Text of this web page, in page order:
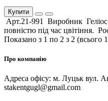
Купити
Арт.21-991 Виробник Геліос
повністю під час цвітіння.
Показано з 1 по 2 з 2 (всього
Про компанію
Адреса офісу: м. Луцьк вул.
stakentgugl@gmail.com